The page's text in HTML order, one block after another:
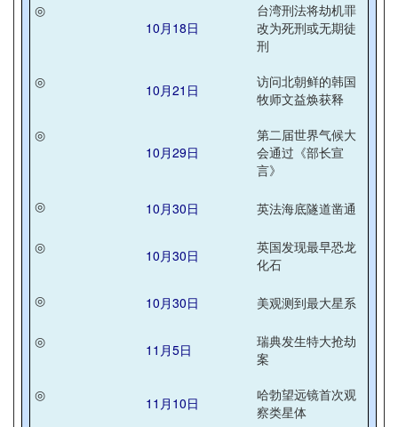
◎
10月18日
台湾刑法将劫机罪
改为死刑或无期徒
刑
◎
10月21日
访问北朝鲜的韩国
牧师文益焕获释
◎
10月29日
第二届世界气候大
会通过《部长宣
言》
◎
10月30日 英法海底隧道凿通
◎ 10月30日
英国发现最早恐龙
化石
◎
10月30日 美观测到最大星系
◎ 11月5日
瑞典发生特大抢劫
案
◎
11月10日
哈勃望远镜首次观
察类星体